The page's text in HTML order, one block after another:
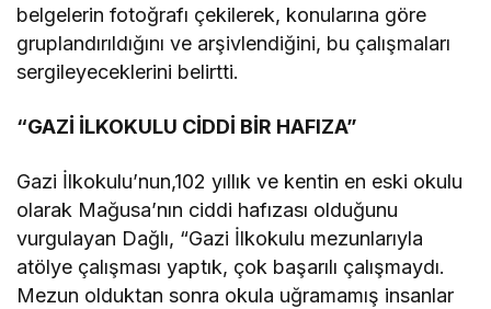
belgelerin fotoğrafı çekilerek, konularına göre
gruplandırıldığını ve arşivlendiğini, bu çalışmaları
sergileyeceklerini belirtti.
“GAZİ İLKOKULU CİDDİ BİR HAFIZA”
Gazi İlkokulu’nun,102 yıllık ve kentin en eski okulu
olarak Mağusa’nın ciddi hafızası olduğunu
vurgulayan Dağlı, “Gazi İlkokulu mezunlarıyla
atölye çalışması yaptık, çok başarılı çalışmaydı.
Mezun olduktan sonra okula uğramamış insanlar